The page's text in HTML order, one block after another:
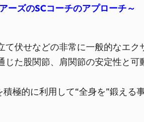
ーズのSCコーチのアプローチ～
て伏せなどの非常に一般的なエ
じた股関節、肩関節の安定性と
極的に利用して“全身を”鍛える